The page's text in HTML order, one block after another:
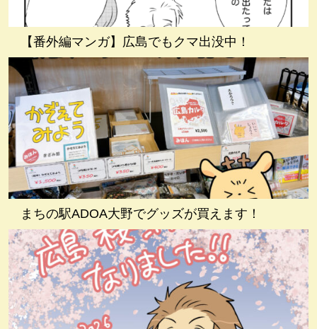
【番外編マンガ】広島でもクマ出没中！
まちの駅ADOA大野でグッズが買えます！